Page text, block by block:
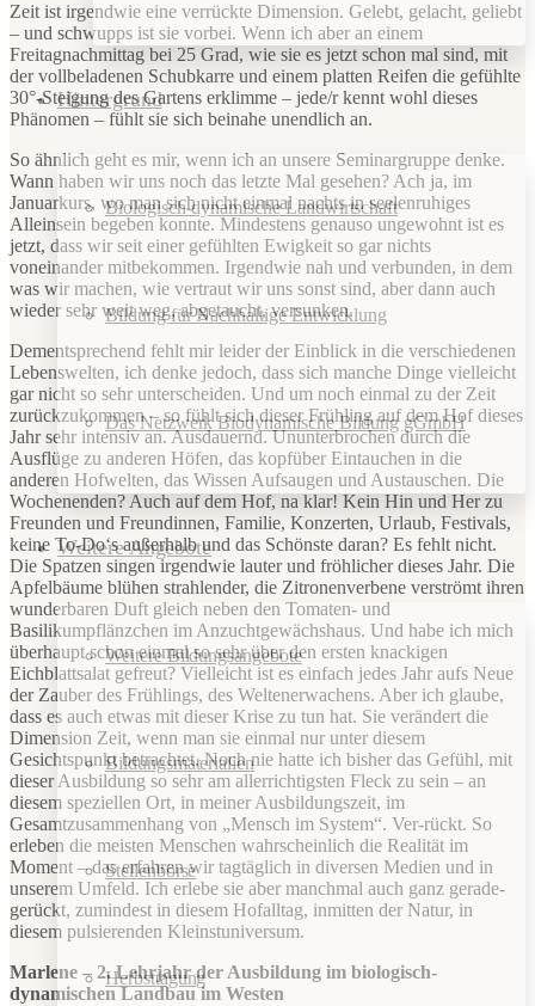
Hintergrund
Biologisch-dynamische Landwirtschaft
Bildung für Nachhaltige Entwicklung
Das Netzwerk Biodynamische Bildung gGmbH
Weitere Angebote
Weitere Bildungsangebote
Bildungsmaterialien
Stellenbörse
Herbsttagung
Zeit ist irgendwie eine verrückte Dimension. Gelebt, gelacht, geliebt
– und schwupps ist sie vorbei. Wenn ich aber an einem
Freitagnachmittag bei 25 Grad, wie sie es jetzt schon mal sind, mit
der vollbeladenen Schubkarre und einem platten Reifen die gefühlte
30°-Steigung des Gartens erklimme – jede/r kennt wohl dieses
Phänomen – fühlt sie sich beinahe unendlich an.
So ähnlich geht es mir, wenn ich an unsere Seminargruppe denke.
Wann haben wir uns noch das letzte Mal gesehen? Ach ja, im
Januarkurs, wo man sich nicht einmal nachts in seelenruhiges
Alleinsein begeben konnte. Mindestens genauso ungewohnt ist es
jetzt, dass wir seit einer gefühlten Ewigkeit so gar nichts
voneinander mitbekommen. Irgendwie nah und verbunden, in dem
was wir machen, wie vertraut wir uns sonst sind, aber dann auch
wieder sehr weit weg, abgetaucht, versunken.
Dementsprechend fehlt mir leider der Einblick in die verschiedenen
Lebenswelten, ich denke jedoch, dass sich manche Dinge vielleicht
gar nicht so sehr unterscheiden. Und um noch einmal zu der Zeit
zurückzukommen – so fühlt sich dieser Frühling auf dem Hof dieses
Jahr sehr intensiv an. Ausdauernd. Ununterbrochen durch die
Ausflüge zu anderen Höfen, das kopfüber Eintauchen in die
anderen Hofwelten, das Wissen Aufsaugen und Austauschen. Die
Wochenenden? Auch auf dem Hof, na klar! Kein Hin und Her zu
Freunden und Freundinnen, Familie, Konzerten, Urlaub, Festivals,
keine To-Do‘s außerhalb und das Schönste daran? Es fehlt nicht.
Die Spatzen singen irgendwie lauter und fröhlicher dieses Jahr. Die
Apfelbäume blühen strahlender, die Zitronenverbene verströmt ihren
wunderbaren Duft gleich neben den Tomaten- und
Basilikumpflänzchen im Anzuchtgewächshaus. Und habe ich mich
überhaupt schon einmal so sehr über den ersten knackigen
Eichblattsalat gefreut? Vielleicht ist es einfach jedes Jahr aufs Neue
der Zauber des Frühlings, des Weltenerwachens. Aber ich glaube,
dass es auch etwas mit dieser Krise zu tun hat. Sie verändert die
Dimension Zeit, wenn man sie einmal nur unter diesem
Gesichtspunkt betrachtet. Noch nie hatte ich bisher das Gefühl, mit
dieser Ausbildung so sehr am allerrichtigsten Fleck zu sein – an
diesem speziellen Ort, in meiner Ausbildungszeit, im
Gesamtzusammenhang von „Mensch im System“. Ver-rückt. So
erleben die meisten Menschen wahrscheinlich die Realität im
Moment – das erfahren wir tagtäglich in diversen Medien und in
unserem Umfeld. Ich erlebe sie aber manchmal auch ganz gerade-
gerückt, zumindest in diesem Hofalltag, inmitten der Natur, in
diesem pulsierenden Kleinstuniversum.
Marlene – 2. Lehrjahr der Ausbildung im biologisch-
dynamischen Landbau im Westen